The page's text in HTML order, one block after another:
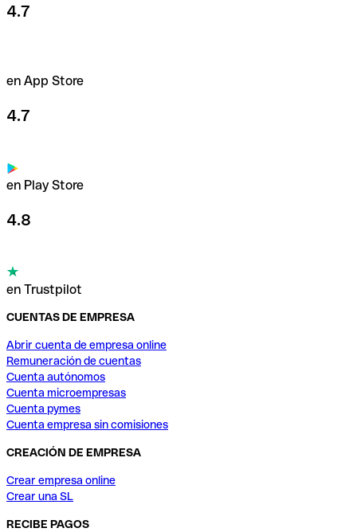
4.7
en App Store
4.7
en Play Store
4.8
en Trustpilot
CUENTAS DE EMPRESA
Abrir cuenta de empresa online
Remuneración de cuentas
Cuenta autónomos
Cuenta microempresas
Cuenta pymes
Cuenta empresa sin comisiones
CREACIÓN DE EMPRESA
Crear empresa online
Crear una SL
RECIBE PAGOS